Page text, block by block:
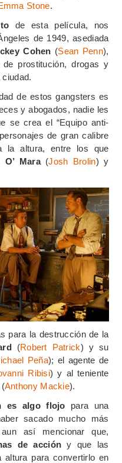
Stone.
de esta película, nos
de 1949, asediada
Cohen (Sean Penn),
prostitución, drogas y
de estos gangsters es
y abogados, nadie les
se crea el “Equipo anti-
de gran calibre
la altura, entre los que
O’ Mara(Josh Brolin) y
para la destrucción de la
(Robert Patrick) y su
Peña); el agente de
Ribisi) y al teniente
(Anthony Mackie).
es algo flojo para una
sacado mucho más
así mencionar que,
de acción y que las
altura para convertirlo en